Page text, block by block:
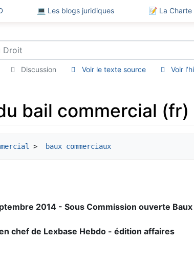
💻 Les blogs juridiques 📝 La Charte
Discussion Voir le texte source Voir
bail commercial (fr)
> baux commerciaux
2014 - Sous Commission ouverte
chef de Lexbase Hebdo - édition affaires